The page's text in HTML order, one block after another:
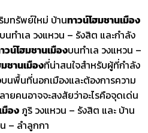
มทรัพย์ใหม่ บ้านทาวน์โฮมชานเมือง
ทำเล วงแหวน – รังสิต และกำลัง
วน์โฮมชานเมืองบนทำเล วงแหวน –
ชานเมืองที่น่าสนใจสำหรับผู้ที่กำลัง
บนพื้นที่นอกเมืองและต้องการความ
ยคนอาจจะสงสัยว่าอะไรคือจุดเด่น
มือง ภูริ วงแหวน – รังสิต และ บ้าน
– ลำลูกกา